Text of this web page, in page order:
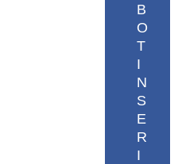
B
O
T
I
N
S
E
R
I